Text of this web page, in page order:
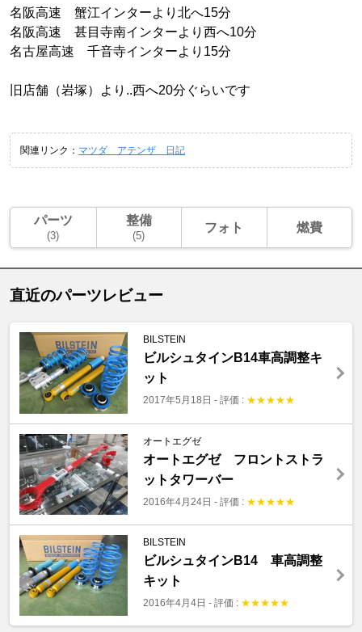
名阪高速 蟹江インターより北へ15分
名阪高速 甚目寺南インターより西へ10分
名古屋高速 千音寺インターより15分
旧店舗（岩塚）より..西へ20分ぐらいです
関連リンク： マツダ アテンザ 日記
パーツ
(3)
整備
(5)
フォト 燃費
直近のパーツレビュー
BILSTEIN
ビルシュタインB14車高調整キ
ット
2017年5月18日 - 評価 : ★★★★★
オートエグゼ
オートエグゼ フロントストラ
ットタワーバー
2016年4月24日 - 評価 : ★★★★★
BILSTEIN
ビルシュタインB14 車高調整
キット
2016年4月4日 - 評価 : ★★★★★